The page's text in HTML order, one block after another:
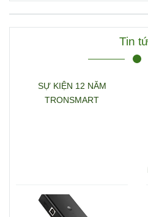
Tin
SỰ KIỆN 12 NĂM
TRONSMART